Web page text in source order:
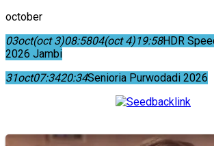
october
03oct(oct 3)08:5804(oct 4)19:58HDR
2026 Jambi
31oct07:3420:34Senioria Purwodadi 2026